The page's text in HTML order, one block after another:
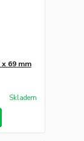
69 mm
Skladem